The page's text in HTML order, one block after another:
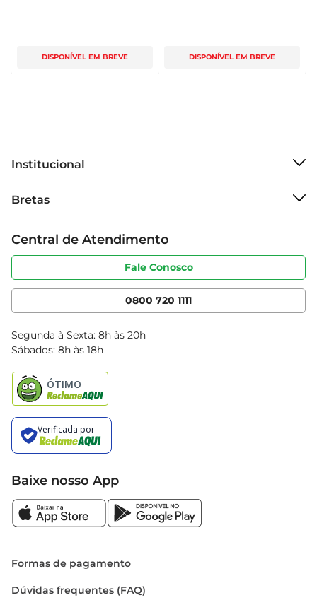
DISPONÍVEL EM BREVE DISPONÍVEL EM BREVE
Institucional
Grupo Cencosud
Sobre privacidade
Portal do fornecedor
Cencosud Media
Bretas
Produtos Bretas
Código de ética
Serviços
Clube Bretas
Blog Bretas
Black Friday
Central de Atendimento
Fale Conosco
0800 720 1111
Segunda à Sexta: 8h às 20h
Sábados: 8h às 18h
Baixe nosso App
Formas de pagamento
Dúvidas frequentes (FAQ)